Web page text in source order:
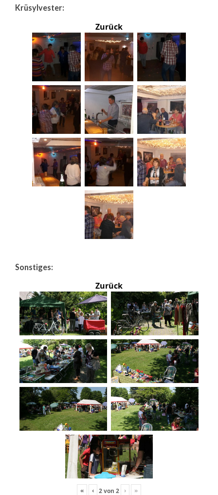
Krüsylvester:
Zurück
Sonstiges:
Zurück
« ‹ 2von 2 › »